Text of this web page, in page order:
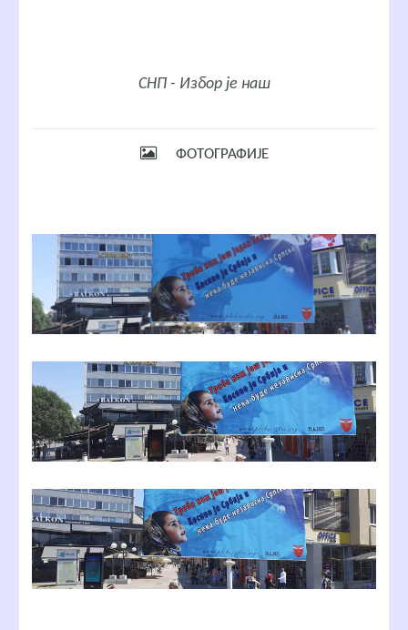
СНП - Избор је наш
ФОТОГРАФИЈЕ